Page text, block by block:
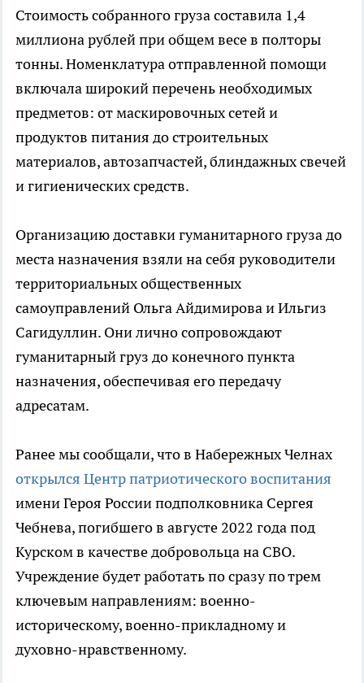
Стоимость собранного груза составила 1,4
миллиона рублей при общем весе в полторы
тонны. Номенклатура отправленной помощи
включала широкий перечень необходимых
предметов: от маскировочных сетей и
продуктов питания до строительных
материалов, автозапчастей, блиндажных свечей
и гигиенических средств.
Организацию доставки гуманитарного груза до
места назначения взяли на себя руководители
территориальных общественных
самоуправлений Ольга Айдимирова и Ильгиз
Сагидуллин. Они лично сопровождают
гуманитарный груз до конечного пункта
назначения, обеспечивая его передачу
адресатам.
Ранее мы сообщали, что в Набережных Челнах
открылся Центр патриотического воспитания
имени Героя России подполковника Сергея
Чебнева, погибшего в августе 2022 года под
Курском в качестве добровольца на СВО.
Учреждение будет работать по сразу по трем
ключевым направлениям: военно-
историческому, военно-прикладному и
духовно-нравственному.